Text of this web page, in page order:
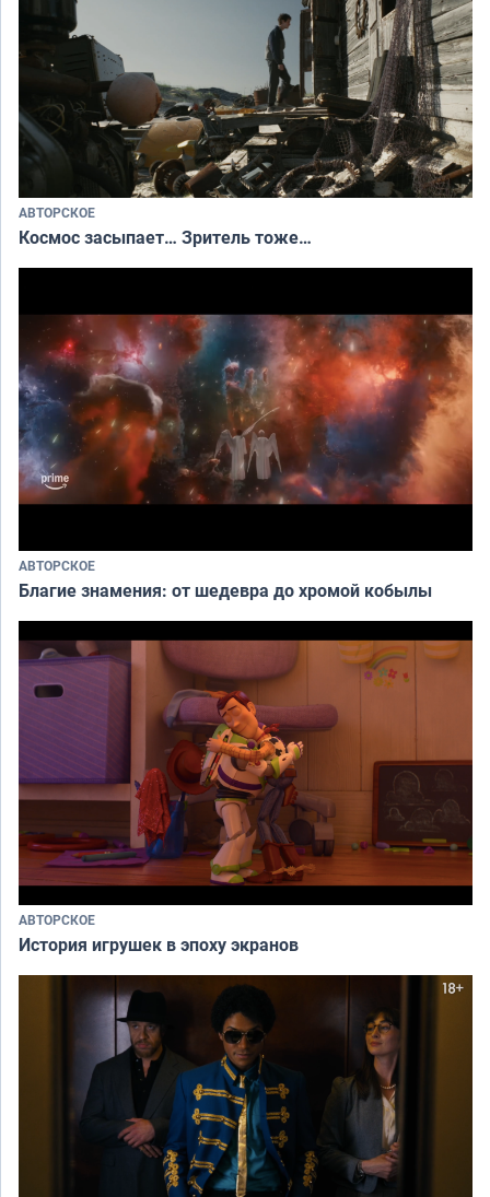
АВТОРСКОЕ
Космос засыпает… Зритель тоже…
АВТОРСКОЕ
Благие знамения: от шедевра до хромой кобылы
АВТОРСКОЕ
История игрушек в эпоху экранов